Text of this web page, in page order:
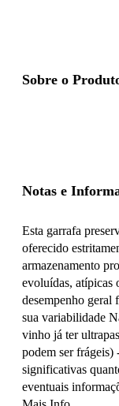
Sobre o
Notas e
Esta garrafa
oferecido
armazenamento
evoluídas, atípicas
desempenho geral
sua variabilidade
vinho já ter
podem ser frágeis)
significativas
eventuais